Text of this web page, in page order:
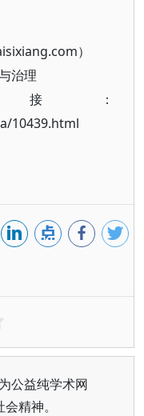
）
治理
：
10439.html
公益纯学术网
精神。